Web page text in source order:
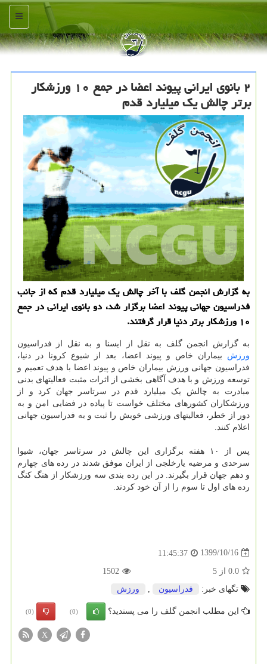
منو
۲ بانوی ایرانی پیوند اعضا در جمع ۱۰ ورزشكار
برتر چالش یك میلیارد قدم
به گزارش انجمن گلف با آخر چالش یک میلیارد قدم که از جانب
فدراسیون جهانی پیوند اعضا برگزار شد، دو بانوی ایرانی در جمع
۱۰ ورزشکار برتر دنیا قرار گرفتند.
به گزارش انجمن گلف به نقل از ایسنا و به نقل از فدراسیون
ورزش بیماران خاص و پیوند اعضا، بعد از شیوع کرونا در دنیا،
فدراسیون جهانی ورزش بیماران خاص و پیوند اعضا با هدف تعمیم و
توسعه ورزش و با هدف آگاهی بخشی از اثرات مثبت فعالیتهای بدنی
مبادرت به چالش یک میلیارد قدم در سرتاسر جهان کرد و از
ورزشکاران کشورهای مختلف خواست تا پیاده در فضایی امن و به
دور از خطر، فعالیتهای ورزشی خویش را ثبت و به فدراسیون جهانی
اعلام کنند.
پس از ۱۰ هفته برگزاری این چالش در سرتاسر جهان، شیوا
سرحدی و مرضیه یارخلجی از ایران موفق شدند در رده های چهارم
و دهم جهان قرار بگیرند. در این رده بندی سه ورزشکار از هنگ کنگ
رده های اول تا سوم را از آن خود کردند.
1399/10/16
11:45:37
0.0 از 5
1502
تگهای خبر:
فدراسیون ورزش
این مطلب انجمن گلف را می پسندید؟ (0)
(0)
X